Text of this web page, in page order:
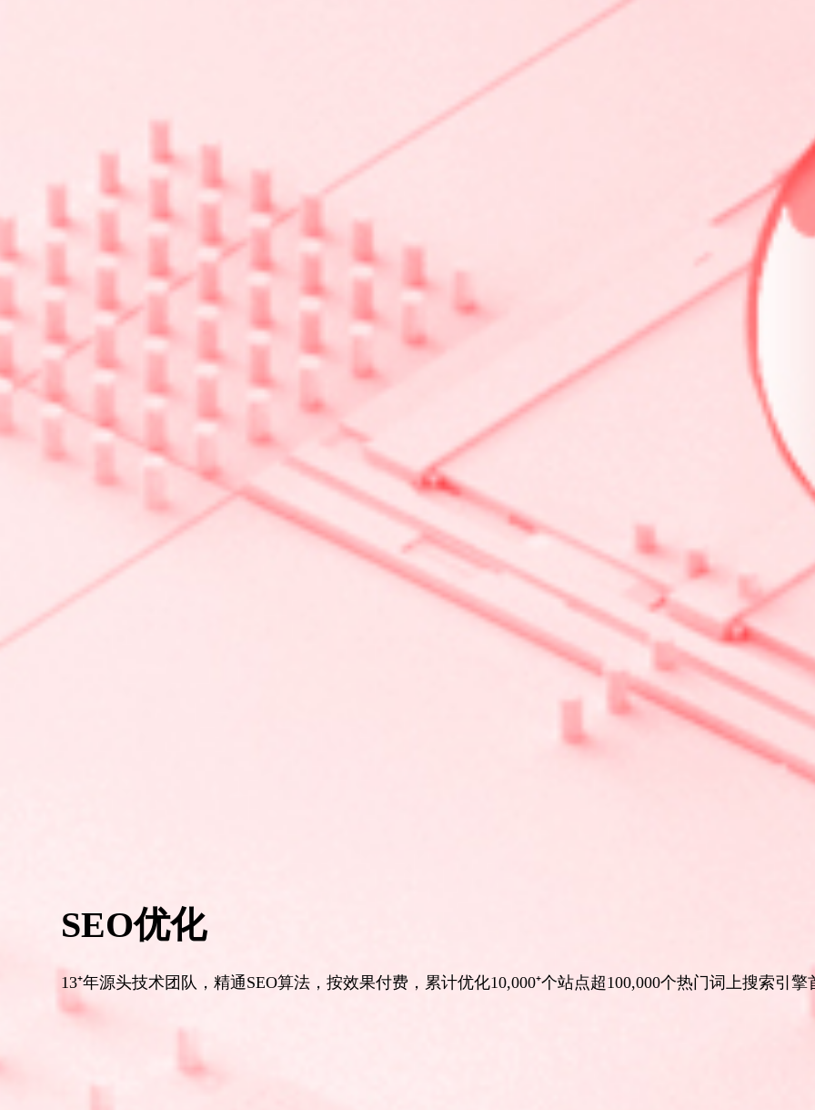
SEO优化
13⁺年源头技术团队，精通SEO算法，按效果付费，累计优化10,000⁺个站点超100,000个热门词上搜索引擎